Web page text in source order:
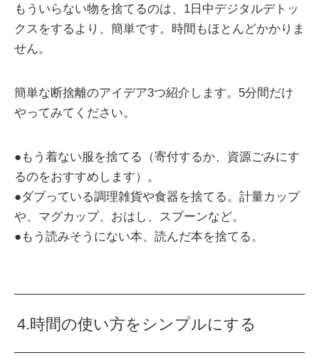
もういらない物を捨てるのは、1日中デジタルデトッ
クスをするより、簡単です。時間もほとんどかかりま
せん。
簡単な断捨離のアイデア3つ紹介します。5分間だけ
やってみてください。
●もう着ない服を捨てる（寄付するか、資源ごみにす
るのをおすすめします）。
●ダブっている調理雑貨や食器を捨てる。計量カップ
や、マグカップ、おはし、スプーンなど。
●もう読みそうにない本、読んだ本を捨てる。
4.時間の使い方をシンプルにする